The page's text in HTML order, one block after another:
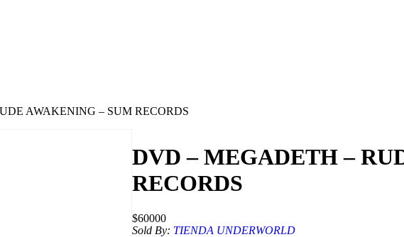
AWAKENING – SUM RECORDS
DVD – MEGADETH –
RECORDS
$60000
Sold By: TIENDA UNDERWORLD